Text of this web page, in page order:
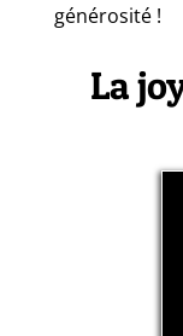
générosité !
La